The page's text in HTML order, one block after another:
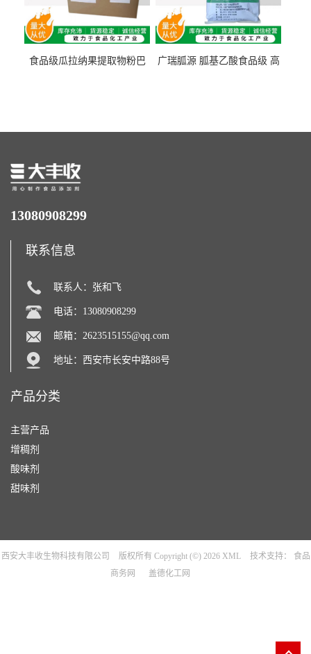
食品级瓜拉纳果提取物粉巴
广瑞胍源 胍基乙酸食品级 高
13080908299
联系信息
联系人：张和飞
电话：13080908299
邮箱： 2623515155@qq.com
地址：西安市长安中路88号
产品分类
主营产品
增稠剂
酸味剂
甜味剂
西安大丰收生物科技有限公司 版权所有 Copyright (©) 2026 XML 技术支持：
食品
商务网
盖德化工网